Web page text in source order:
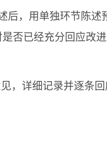
后，用 单独环节陈述
否已经充分回应改进
，详细记录并逐条